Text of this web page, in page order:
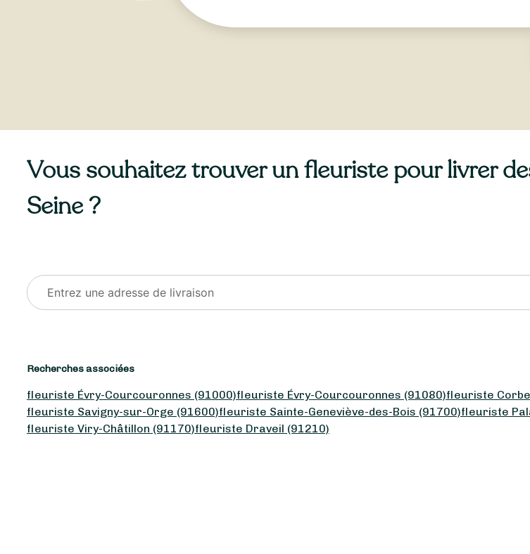
Vous souhaitez trouver un fleuriste pour livrer
Seine ?
Recherches associées
fleuriste Évry-Courcouronnes (91000)fleuriste Évry-Courcouronnes (91080)fleuriste
fleuriste Savigny-sur-Orge (91600)fleuriste Sainte-Geneviève-des-Bois (91700)fleuriste
fleuriste Viry-Châtillon (91170)fleuriste Draveil (91210)